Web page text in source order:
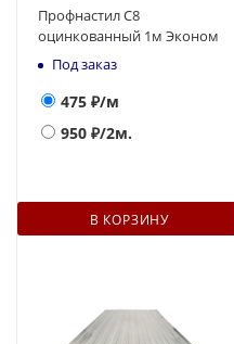
Профнастил С8
оцинкованный 1м Эконом
Под заказ
475 ₽/м
950 ₽/2м.
В КОРЗИНУ